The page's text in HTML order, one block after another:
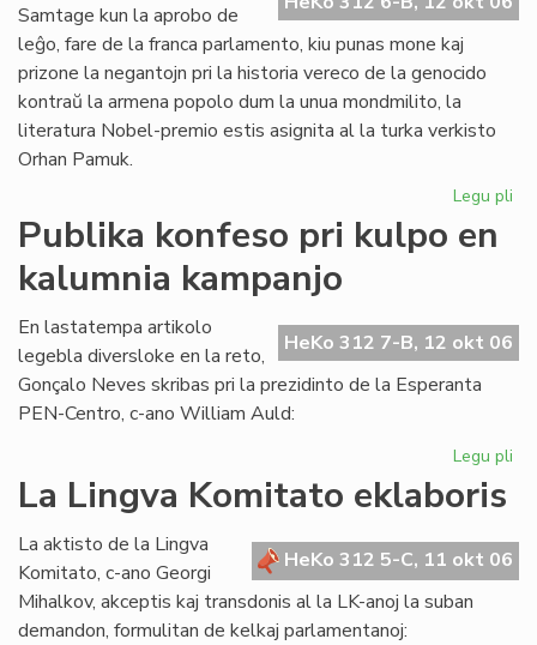
Samtage kun la aprobo de
leĝo, fare de la franca parlamento, kiu punas mone kaj
prizone la negantojn pri la historia vereco de la genocido
kontraŭ la armena popolo dum la unua mondmilito, la
literatura Nobel-premio estis asignita al la turka verkisto
Orhan Pamuk.
Legu pli
la
Publika konfeso pri kulpo en
kalumnia kampanjo
HeKo 312 7-B, 12 okt 06
En lastatempa artikolo
legebla diversloke en la reto,
Gonçalo Neves skribas pri la prezidinto de la Esperanta
PEN-Centro, c-ano William Auld:
Legu pli
en
La Lingva Komitato eklaboris
HeKo 312 5-C, 11 okt 06
La aktisto de la Lingva
Komitato, c-ano Georgi
Mihalkov, akceptis kaj transdonis al la LK-anoj la suban
demandon, formulitan de kelkaj parlamentanoj: